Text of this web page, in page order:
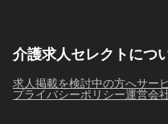
介護求人セレクトにつ
求人掲載を検討中の方へサー
プライバシーポリシー運営会